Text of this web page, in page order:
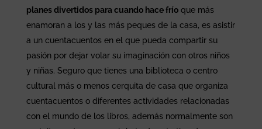
planes divertidos para cuando hace fríoque más
enamoran a los y las más peques de la casa, es asistir
a un cuentacuentos en el que pueda compartir su
pasión por dejar volar su imaginación con otros niños
y niñas. Seguro que tienes una biblioteca o centro
cultural más o menos cerquita de casa que organiza
cuentacuentos o diferentes actividades relacionadas
con el mundo de los libros, además normalmente son